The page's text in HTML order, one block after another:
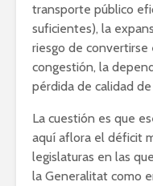
transporte público
suficientes), la
riesgo de convertirse
congestión, la
pérdida de calidad de
La cuestión es que
aquí aflora el déficit
legislaturas en las
la Generalitat como